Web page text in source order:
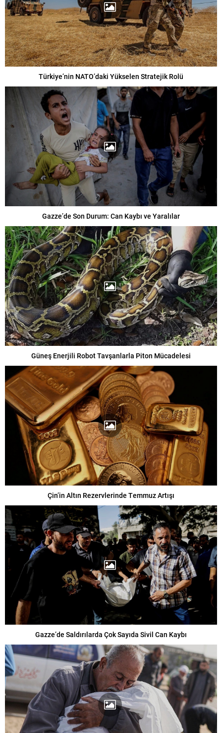
Türkiye’nin NATO’daki Yükselen Stratejik Rolü
Gazze’de Son Durum: Can Kaybı ve Yaralılar
Güneş Enerjili Robot Tavşanlarla Piton Mücadelesi
Çin’in Altın Rezervlerinde Temmuz Artışı
Gazze’de Saldırılarda Çok Sayıda Sivil Can Kaybı